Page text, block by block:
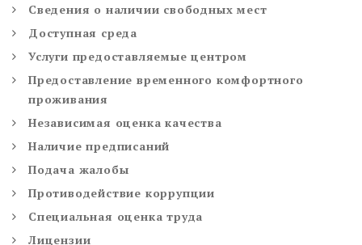
Сведения о наличии свободных мест
Доступная среда
Услуги предоставляемые центром
Предоставление временного комфортного
проживания
Независимая оценка качества
Наличие предписаний
Подача жалобы
Противодействие коррупции
Специальная оценка труда
Лицензии